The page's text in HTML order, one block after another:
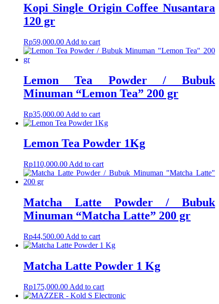
Kopi Single Origin Coffee Nusantara
120 gr
Rp59,000.00 Add to cart
Lemon Tea Powder / Bubuk
Minuman “Lemon Tea” 200 gr
Rp35,000.00 Add to cart
Lemon Tea Powder 1Kg
Rp110,000.00 Add to cart
Matcha Latte Powder / Bubuk
Minuman “Matcha Latte” 200 gr
Rp44,500.00 Add to cart
Matcha Latte Powder 1 Kg
Rp175,000.00 Add to cart